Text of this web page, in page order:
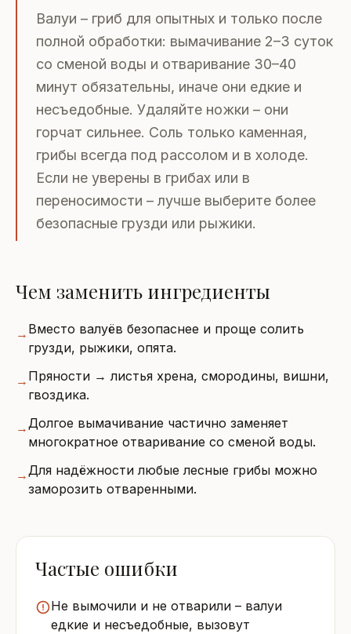
Валуи – гриб для опытных и только после
полной обработки: вымачивание 2–3 суток
со сменой воды и отваривание 30–40
минут обязательны, иначе они едкие и
несъедобные. Удаляйте ножки – они
горчат сильнее. Соль только каменная,
грибы всегда под рассолом и в холоде.
Если не уверены в грибах или в
переносимости – лучше выберите более
безопасные грузди или рыжики.
Чем заменить ингредиенты
→ Вместо валуёв безопаснее и проще солить
грузди, рыжики, опята.
→ Пряности → листья хрена, смородины, вишни,
гвоздика.
→ Долгое вымачивание частично заменяет
многократное отваривание со сменой воды.
→ Для надёжности любые лесные грибы можно
заморозить отваренными.
Частые ошибки
Не вымочили и не отварили – валуи
едкие и несъедобные, вызовут